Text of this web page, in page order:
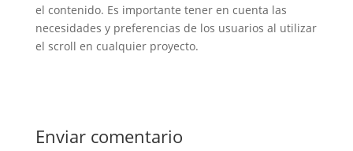
el contenido. Es importante tener en cuenta las
necesidades y preferencias de los usuarios al utilizar
el scroll en cualquier proyecto.
Enviar comentario